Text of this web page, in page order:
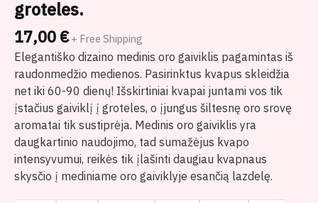
groteles.
17,00 € + Free Shipping
Elegantiško dizaino medinis oro gaiviklis pagamintas iš
raudonmedžio medienos. Pasirinktus kvapus skleidžia
net iki 60-90 dienų! Išskirtiniai kvapai juntami vos tik
įstačius gaiviklį į groteles, o įjungus šiltesnę oro srovę
aromatai tik sustiprėja. Medinis oro gaiviklis yra
daugkartinio naudojimo, tad sumažėjus kvapo
intensyvumui, reikės tik įlašinti daugiau kvapnaus
skysčio į mediniame oro gaiviklyje esančią lazdelę.